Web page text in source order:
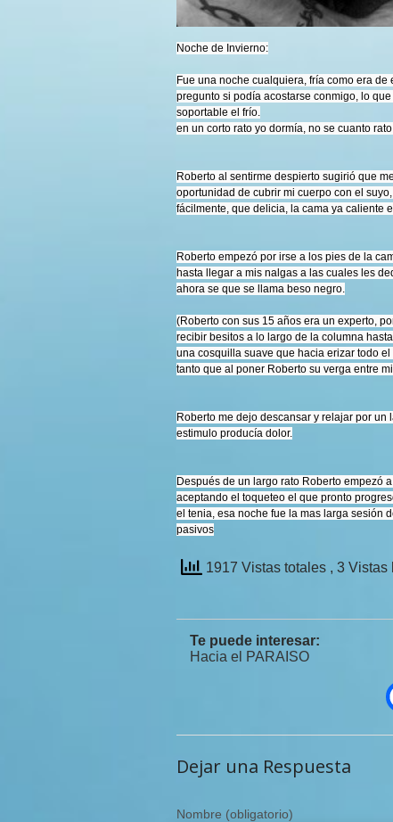
Noche de Invierno:
Fue una noche cualquiera, fría como era
pregunto si podía acostarse conmigo, lo
soportable el frío.
en un corto rato yo dormía, no se cuanto
Roberto al sentirme despierto sugirió que
oportunidad de cubrir mi cuerpo con el
fácilmente, que delicia, la cama ya caliente
Roberto empezó por irse a los pies de la
hasta llegar a mis nalgas a las cuales les
ahora se que se llama beso negro.
(Roberto con sus 15 años era un experto,
recibir besitos a lo largo de la columna
una cosquilla suave que hacia erizar todo
tanto que al poner Roberto su verga entre
Roberto me dejo descansar y relajar por
estimulo producía dolor.
Después de un largo rato Roberto empezó
aceptando el toqueteo el que pronto
el tenia, esa noche fue la mas larga sesión
pasivos
1917 Vistas totales , 3 Vistas
Te puede interesar:
Hacia el PARAISO
Dejar una Respuesta
Nombre (obligatorio)